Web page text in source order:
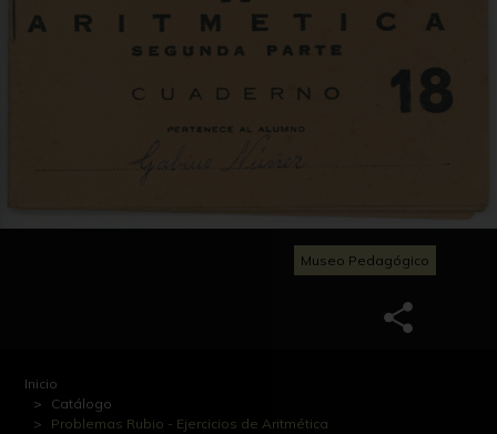
Museo Pedagógico
Inicio
Catálogo
Problemas Rubio - Ejercicios de Aritmética